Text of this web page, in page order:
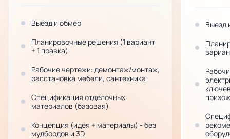
Выезд и обмер
Планировочные решения (1 вариант
+ 1 правка)
Рабочие чертежи: демонтаж/монтаж,
расстановка мебели, сантехника
Спецификация отделочных
материалов (базовая)
Концепция (идея + материалы) - без
мудбордов и 3D
Выезд